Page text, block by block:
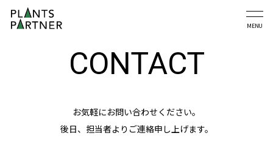
CONTACT
お気軽にお問い合わせください。
後日、担当者よりご連絡申し上げます。